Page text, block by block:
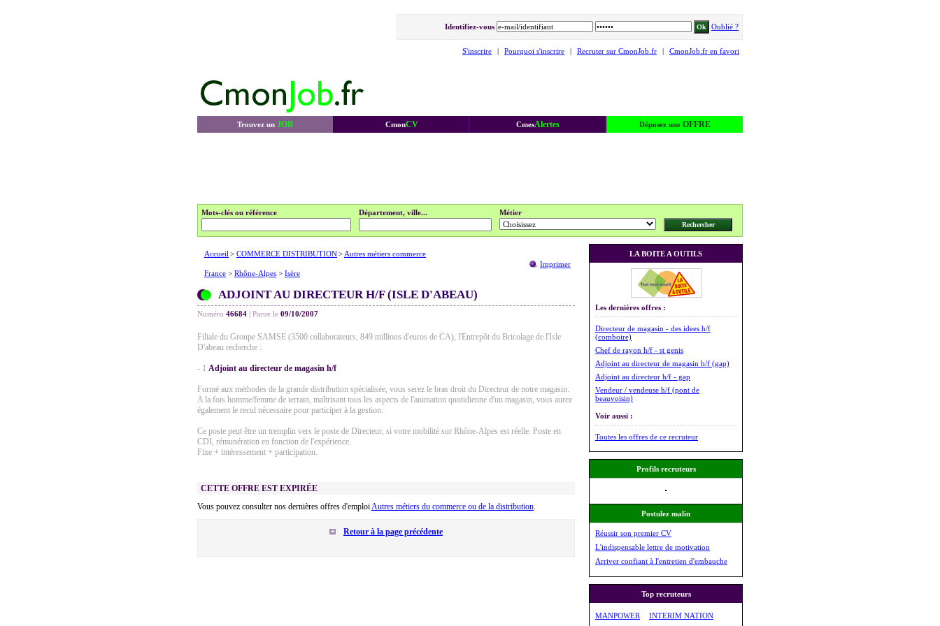
Identifiez-vous Oublié ?
S'inscrire | Pourquoi s'inscrire | Recruter sur CmonJob.fr | CmonJob.fr en favori
Trouvez un JOB CmonCV CmesAlertes Déposez une OFFRE
Mots-clés ou référence Département, ville... Métier
Imprimer
Accueil > COMMERCE DISTRIBUTION> Autres métiers commerce
France > Rhône-Alpes > Isère
ADJOINT AU DIRECTEUR H/F (ISLE D'ABEAU)
Numéro 46684 | Parue le 09/10/2007
Filiale du Groupe SAMSE (3500 collaborateurs, 849 millions d'euros de CA), l'Entrepôt du Bricolage de l'Isle
D'abeau recherche :
- 1 Adjoint au directeur de magasin h/f
Formé aux méthodes de la grande distribution spécialisée, vous serez le bras droit du Directeur de notre magasin.
A la fois homme/femme de terrain, maîtrisant tous les aspects de l'animation quotidienne d'un magasin, vous aurez
également le recul nécessaire pour participer à la gestion.
Ce poste peut être un tremplin vers le poste de Directeur, si votre mobilité sur Rhône-Alpes est réelle. Poste en
CDI, rémunération en fonction de l'expérience.
Fixe + intéressement + participation.
CETTE OFFRE EST EXPIRÉE
Vous pouvez consulter nos dernières offres d'emploiAutres métiers du commerce ou de la distribution.
Retour à la page précédente
LA BOITE A OUTILS
Les dernières offres :
Directeur de magasin - des idees h/f
(comboire)
Chef de rayon h/f - st genis
Adjoint au directeur de magasin h/f (gap)
Adjoint au directeur h/f - gap
Vendeur / vendeuse h/f (pont de
beauvoisin)
Voir aussi :
Toutes les offres de ce recruteur
Profils recruteurs
Postulez malin
Réussir son premier CV
L'indispensable lettre de motivation
Arriver confiant à l'entretien d'embauche
Top recruteurs
MANPOWER INTERIM NATION